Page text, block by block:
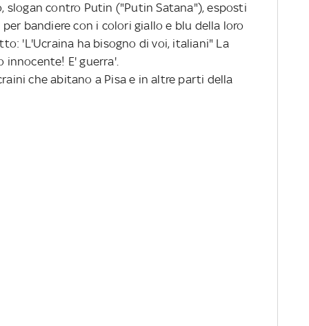
contro Putin ("Putin Satana"), esposti
bandiere con i colori giallo e blu della loro
'L'Ucraina ha bisogno di voi, italiani" La
innocente! E' guerra'.
che abitano a Pisa e in altre parti della